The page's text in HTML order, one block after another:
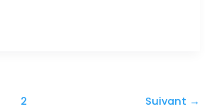
2 Suivant →